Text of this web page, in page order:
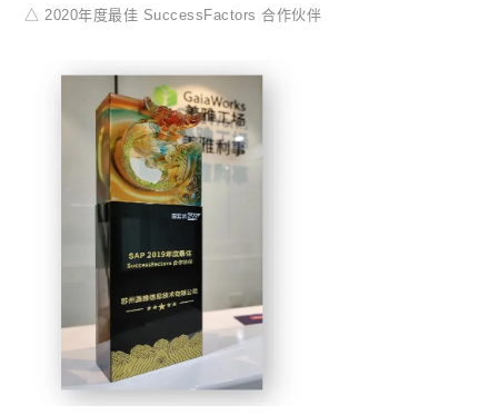
△ 2020年度最佳 SuccessFactors 合作伙伴